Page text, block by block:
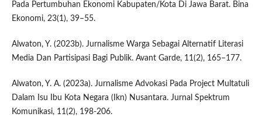
Pada Pertumbuhan Ekonomi Kabupaten/Kota Di Jawa Barat. Bina
Ekonomi, 23(1), 39–55.
Alwaton, Y. (2023b). Jurnalisme Warga Sebagai Alternatif Literasi
Media Dan Partisipasi Bagi Publik. Avant Garde, 11(2), 165–177.
Alwaton, Y. A. (2023a). Jurnalisme Advokasi Pada Project Multatuli
Dalam Isu Ibu Kota Negara (Ikn) Nusantara. Jurnal Spektrum
Komunikasi, 11(2), 198-206.